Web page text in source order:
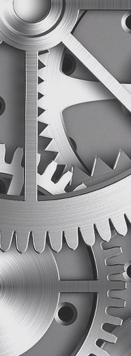
温岭市“出口优胜
誉。
企业以“科技创新
业化企业”为目标
品档次、顺应市场
涡风机等高端产业
作，足够深度体现
发展的国际化品牌